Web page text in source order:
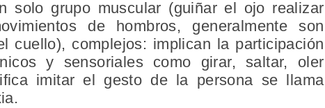
solo grupo muscular (guiñar el ojo realizar
de hombros, generalmente son
cuello), complejos: implican la participación
y sensoriales como girar, saltar, oler
imitar el gesto de la persona se llama